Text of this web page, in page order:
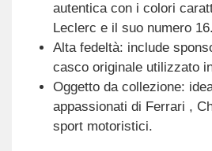
autentica con i colori
Leclerc e il suo numero 16.
Alta fedeltà: include
casco originale utilizzato
Oggetto da collezione:
appassionati di Ferrari ,
sport motoristici.